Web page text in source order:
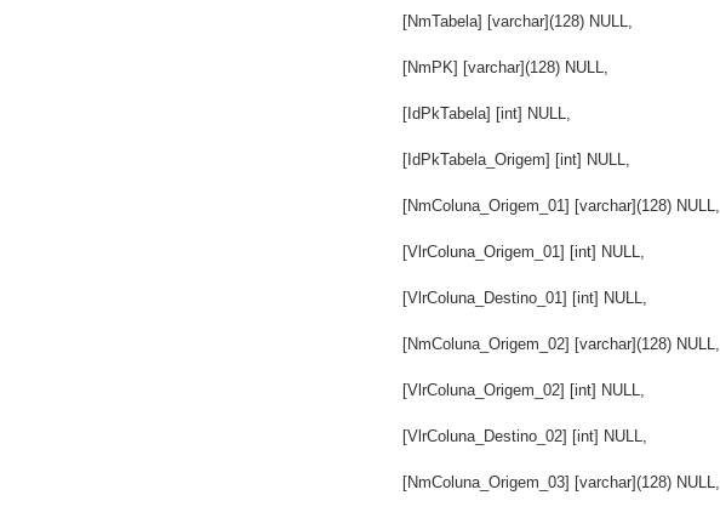
		    [NmTabela] [varchar](128) NULL,
		    [NmPK] [varchar](128) NULL,
		    [IdPkTabela] [int] NULL,
		    [IdPkTabela_Origem] [int] NULL,
		    [NmColuna_Origem_01] [varchar](128) NULL,
		    [VlrColuna_Origem_01] [int] NULL,
		    [VlrColuna_Destino_01] [int] NULL,
		    [NmColuna_Origem_02] [varchar](128) NULL,
		    [VlrColuna_Origem_02] [int] NULL,
		    [VlrColuna_Destino_02] [int] NULL,
		    [NmColuna_Origem_03] [varchar](128) NULL,